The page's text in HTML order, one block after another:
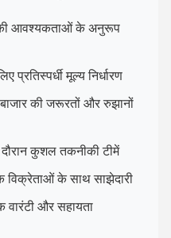
आवश्यकताओं के अनुरूप
प्रतिस्पर्धी मूल्य निर्धारण
बाजार की जरूरतों और रुझानों
कुशल तकनीकी टीमें
विक्रेताओं के साथ साझेदारी
वारंटी और सहायता